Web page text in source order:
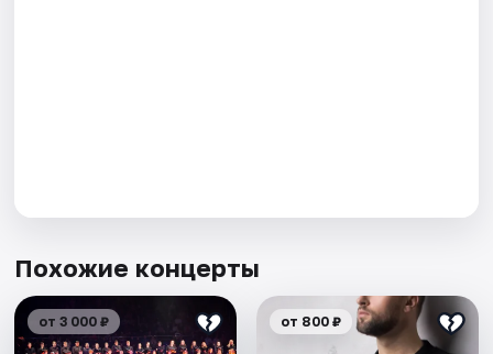
Похожие концерты
от 3 000 ₽ от 800 ₽